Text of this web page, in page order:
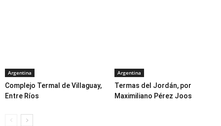
Argentina
Complejo Termal de Villaguay,
Entre Ríos
Argentina
Termas del Jordán, por
Maximiliano Pérez Joos